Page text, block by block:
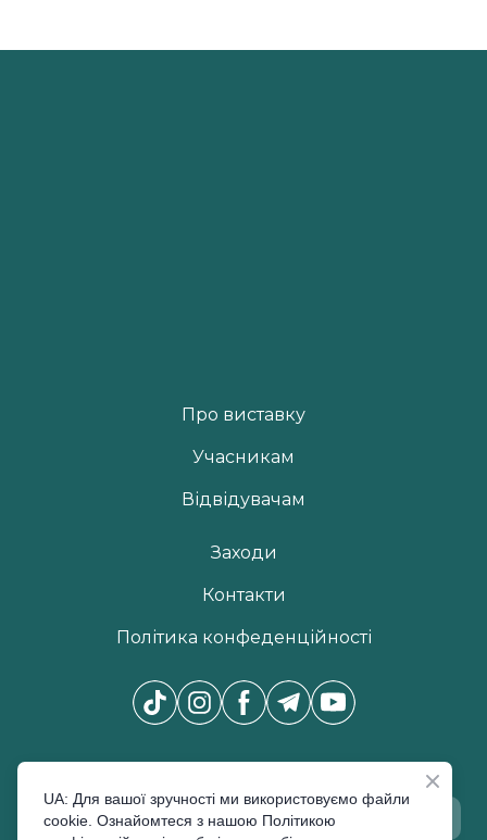
Про виставку
Учасникам
Відвідувачам
Заходи
Контакти
Політика конфеденційності
UA: Для вашої зручності ми використовуємо файли
cookie. Ознайомтеся з нашою Політикою